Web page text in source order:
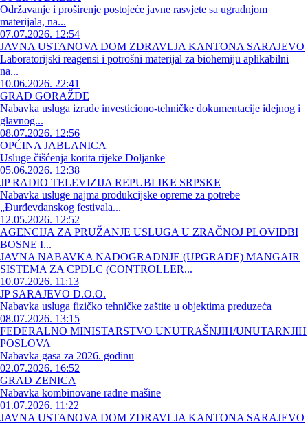
Održavanje i proširenje postojeće javne rasvjete sa ugradnjom
materijala, na...
07.07.2026. 12:54
JAVNA USTANOVA DOM ZDRAVLJA KANTONA SARAJEVO
Laboratorijski reagensi i potrošni materijal za biohemiju aplikabilni
na...
10.06.2026. 22:41
GRAD GORAŽDE
Nabavka usluga izrade investiciono-tehničke dokumentacije idejnog i
glavnog...
08.07.2026. 12:56
OPĆINA JABLANICA
Usluge čišćenja korita rijeke Doljanke
05.06.2026. 12:38
JP RADIO TELEVIZIJA REPUBLIKE SRPSKE
Nabavka usluge najma produkcijske opreme za potrebe
„Đurđevdanskog festivala...
12.05.2026. 12:52
AGENCIJA ZA PRUŽANJE USLUGA U ZRAČNOJ PLOVIDBI
BOSNE I...
JAVNA NABAVKA NADOGRADNJE (UPGRADE) MANGAIR
SISTEMA ZA CPDLC (CONTROLLER...
10.07.2026. 11:13
JP SARAJEVO D.O.O.
Nabavka usluga fizičko tehničke zaštite u objektima preduzeća
08.07.2026. 13:15
FEDERALNO MINISTARSTVO UNUTRAŠNJIH/UNUTARNJIH
POSLOVA
Nabavka gasa za 2026. godinu
02.07.2026. 16:52
GRAD ZENICA
Nabavka kombinovane radne mašine
01.07.2026. 11:22
JAVNA USTANOVA DOM ZDRAVLJA KANTONA SARAJEVO